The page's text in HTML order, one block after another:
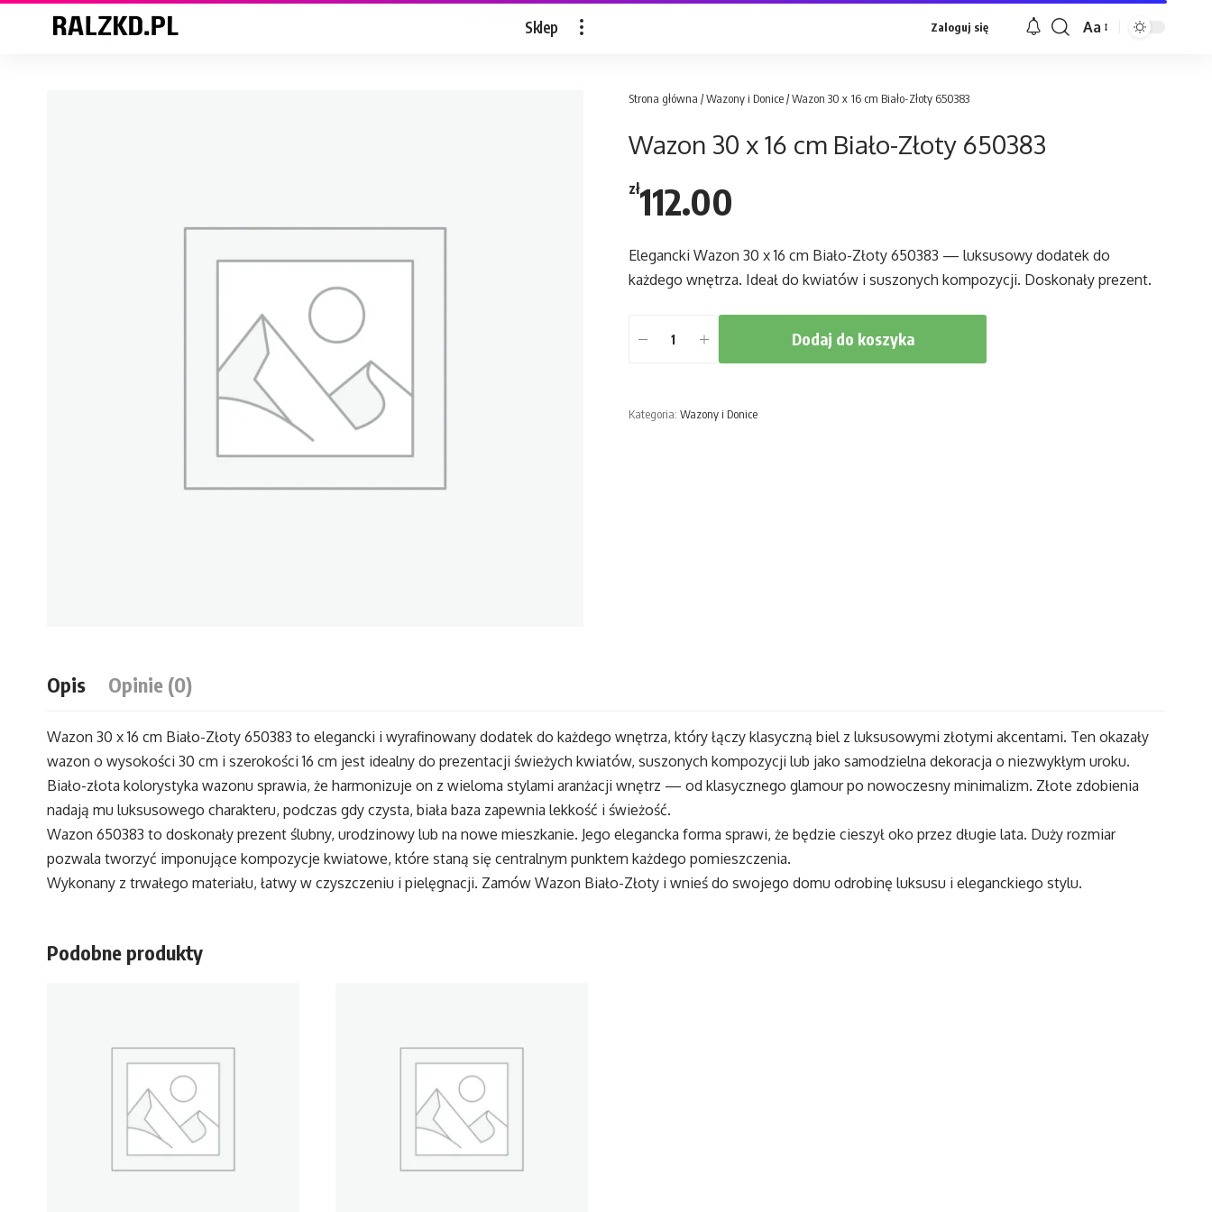
Sklep Zaloguj się
Font
Aa
Strona główna /Wazony i Donice/ Wazon 30 x 16 cm Biało-Złoty 650383
Wazon 30 x 16 cm Biało-Złoty 650383
zł112.00
Elegancki Wazon 30 x 16 cm Biało-Złoty 650383 — luksusowy dodatek do
każdego wnętrza. Ideał do kwiatów i suszonych kompozycji. Doskonały prezent.
x
Dodaj do koszyka
Kategoria: Wazony i Donice
Opis Opinie (0)
Wazon 30 x 16 cm Biało-Złoty 650383 to elegancki i wyrafinowany dodatek do każdego wnętrza, który łączy klasyczną biel z luksusowymi złotymi akcentami. Ten okazały
wazon o wysokości 30 cm i szerokości 16 cm jest idealny do prezentacji świeżych kwiatów, suszonych kompozycji lub jako samodzielna dekoracja o niezwykłym uroku.
Biało-złota kolorystyka wazonu sprawia, że harmonizuje on z wieloma stylami aranżacji wnętrz — od klasycznego glamour po nowoczesny minimalizm. Złote zdobienia
nadają mu luksusowego charakteru, podczas gdy czysta, biała baza zapewnia lekkość i świeżość.
Wazon 650383 to doskonały prezent ślubny, urodzinowy lub na nowe mieszkanie. Jego elegancka forma sprawi, że będzie cieszył oko przez długie lata. Duży rozmiar
pozwala tworzyć imponujące kompozycje kwiatowe, które staną się centralnym punktem każdego pomieszczenia.
Wykonany z trwałego materiału, łatwy w czyszczeniu i pielęgnacji. Zamów Wazon Biało-Złoty i wnieś do swojego domu odrobinę luksusu i eleganckiego stylu.
Podobne produkty